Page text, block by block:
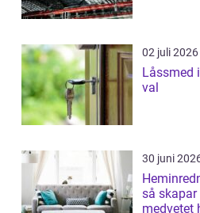
02 juli 2026
Låssmed
val
30 juni
så
medvetet